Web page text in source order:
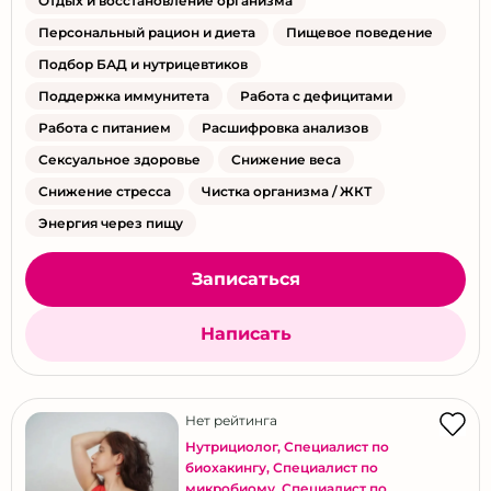
Персональный рацион и диета
Пищевое поведение
Подбор БАД и нутрицевтиков
Поддержка иммунитета
Работа с дефицитами
Работа с питанием
Расшифровка анализов
Сексуальное здоровье
Снижение веса
Снижение стресса
Чистка организма / ЖКТ
Энергия через пищу
Записаться
Написать
Нет рейтинга
Нутрициолог, Специалист по
биохакингу, Специалист по